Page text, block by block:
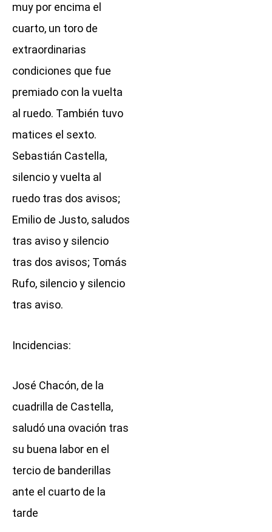
muy por encima el
cuarto, un toro de
extraordinarias
condiciones que fue
premiado con la vuelta
al ruedo. También tuvo
matices el sexto.
Sebastián Castella,
silencio y vuelta al
ruedo tras dos avisos;
Emilio de Justo, saludos
tras aviso y silencio
tras dos avisos; Tomás
Rufo, silencio y silencio
tras aviso.
Incidencias:
José Chacón, de la
cuadrilla de Castella,
saludó una ovación tras
su buena labor en el
tercio de banderillas
ante el cuarto de la
tarde